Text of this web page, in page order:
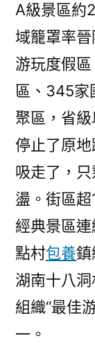
A級景區約
域籠罩率
游玩度假
區、345家
聚區，省
停止了原
吸走了，
盪。街區
經典景區
點村包養鎮
湖南十八
組織“最佳
一。